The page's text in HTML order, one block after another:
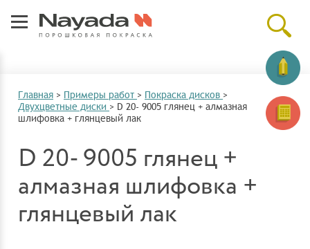
Главная > Примеры работ > Покраска дисков >
Двухцветные диски > D 20- 9005 глянец + алмазная
шлифовка + глянцевый лак
D 20- 9005 глянец +
алмазная шлифовка +
глянцевый лак